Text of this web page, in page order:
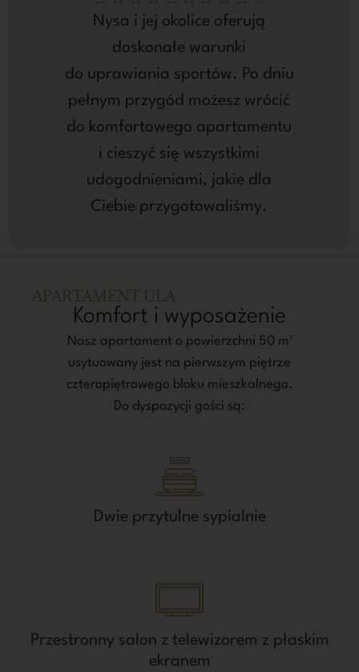
Nysa i jej okolice oferują
doskonałe warunki
do uprawiania sportów. Po dniu
pełnym przygód możesz wrócić
do komfortowego apartamentu
i cieszyć się wszystkimi
udogodnieniami, jakie dla
Ciebie przygotowaliśmy.
APARTAMENT ULA
Komfort i wyposażenie
Nasz apartament o powierzchni 50 m²
usytuowany jest na pierwszym piętrze
czteropiętrowego bloku mieszkalnego.
Do dyspozycji gości są:
Dwie przytulne sypialnie
Przestronny salon z telewizorem z płaskim
ekranem